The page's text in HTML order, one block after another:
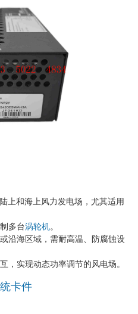
上和海上风力发电场，尤其适用
多台涡轮机。
沿海区域，需耐高温、防腐蚀设
，实现动态功率调节的风电场。
卡件